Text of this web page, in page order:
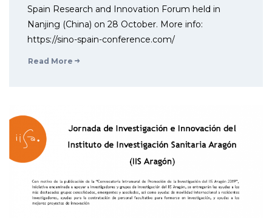
Spain Research and Innovation Forum held in
Nanjing (China) on 28 October. More info:
https://sino-spain-conference.com/
Read More